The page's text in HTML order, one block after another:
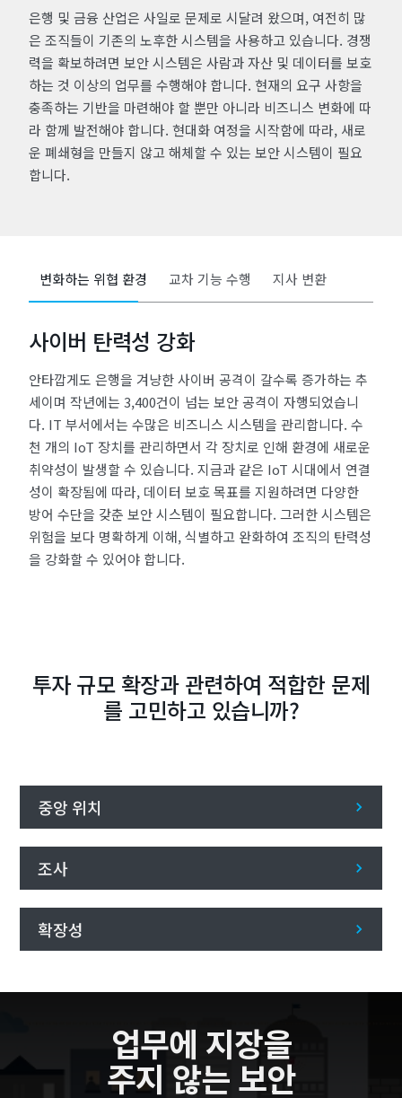
은행 및 금융 산업은 사일로 문제로 시달려 왔으며, 여전히 많
은 조직들이 기존의 노후한 시스템을 사용하고 있습니다. 경쟁
력을 확보하려면 보안 시스템은 사람과 자산 및 데이터를 보호
하는 것 이상의 업무를 수행해야 합니다. 현재의 요구 사항을
충족하는 기반을 마련해야 할 뿐만 아니라 비즈니스 변화에 따
라 함께 발전해야 합니다. 현대화 여정을 시작함에 따라, 새로
운 폐쇄형을 만들지 않고 해체할 수 있는 보안 시스템이 필요
합니다.
변화하는 위협 환경 교차 기능 수행 지사 변환
사이버 탄력성 강화
안타깝게도 은행을 겨냥한 사이버 공격이 갈수록 증가하는 추
세이며 작년에는 3,400건이 넘는 보안 공격이 자행되었습니
다. IT 부서에서는 수많은 비즈니스 시스템을 관리합니다. 수
천 개의 IoT 장치를 관리하면서 각 장치로 인해 환경에 새로운
취약성이 발생할 수 있습니다. 지금과 같은 IoT 시대에서 연결
성이 확장됨에 따라, 데이터 보호 목표를 지원하려면 다양한
방어 수단을 갖춘 보안 시스템이 필요합니다. 그러한 시스템은
위험을 보다 명확하게 이해, 식별하고 완화하여 조직의 탄력성
을 강화할 수 있어야 합니다.
투자 규모 확장과 관련하여 적합한 문제
를 고민하고 있습니까?
중앙 위치
조사
확장성
업무에 지장을
주지 않는 보안